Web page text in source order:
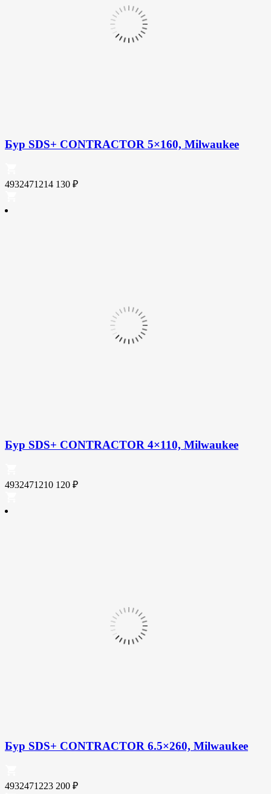
Бур SDS+ CONTRACTOR 5×160, Milwaukee
4932471214 130 ₽
Бур SDS+ CONTRACTOR 4×110, Milwaukee
4932471210 120 ₽
Бур SDS+ CONTRACTOR 6.5×260, Milwaukee
4932471223 200 ₽